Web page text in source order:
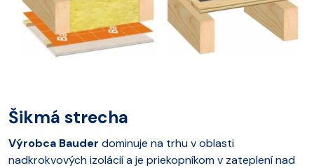
Šikmá strecha
Výrobca Bauder dominuje na trhu v oblasti
nadkrokvových izolácií a je priekopníkom v zateplení nad